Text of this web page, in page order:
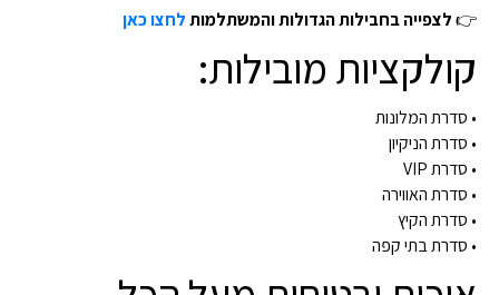
👉לצפייה בחבילות הגדולות והמשתלמותלחצו כאן
קולקציות מובילות:
• סדרת המלונות
• סדרת הניקיון
• סדרת VIP
• סדרת האווירה
• סדרת הקיץ
• סדרת בתי קפה